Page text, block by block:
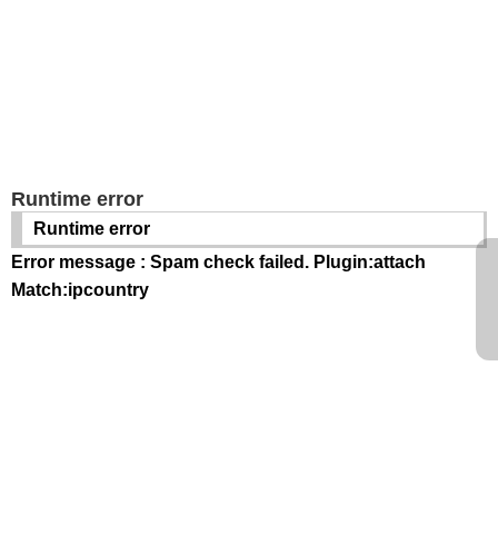
Runtime error
Runtime error
Error message : Spam check failed. Plugin:attach
Match:ipcountry